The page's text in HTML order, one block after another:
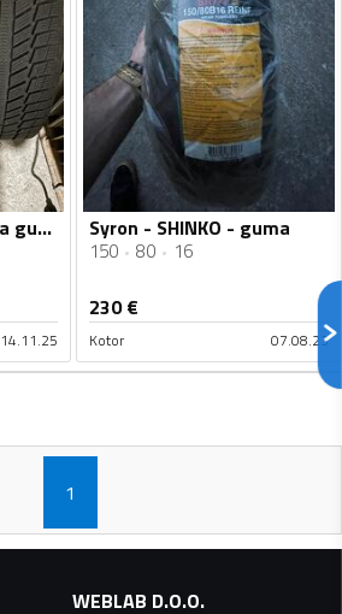
Syron - 2020 - Zimska guma
14.11.25
Syron - SHINKO - guma
150 80 16
230€
Kotor 07.08.23
1
WEBLAB D.O.O.